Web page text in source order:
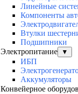
Линейные
Компоненты
Втулки
Подшипники
Электропитание
▼
ИБП
Аккумуляторы
Конвейерное